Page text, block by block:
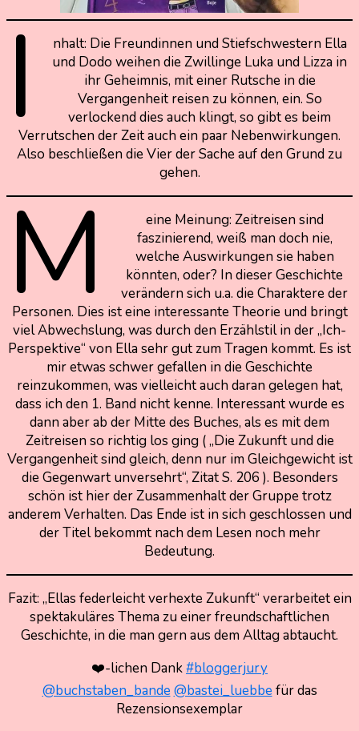
I
nhalt: Die Freundinnen und Stiefschwestern Ella
und Dodo weihen die Zwillinge Luka und Lizza in
ihr Geheimnis, mit einer Rutsche in die
Vergangenheit reisen zu können, ein. So
verlockend dies auch klingt, so gibt es beim
Verrutschen der Zeit auch ein paar Nebenwirkungen.
Also beschließen die Vier der Sache auf den Grund zu
gehen.
M
eine Meinung: Zeitreisen sind
faszinierend, weiß man doch nie,
welche Auswirkungen sie haben
könnten, oder? In dieser Geschichte
verändern sich u.a. die Charaktere der
Personen. Dies ist eine interessante Theorie und bringt
viel Abwechslung, was durch den Erzählstil in der „Ich-
Perspektive“ von Ella sehr gut zum Tragen kommt. Es ist
mir etwas schwer gefallen in die Geschichte
reinzukommen, was vielleicht auch daran gelegen hat,
dass ich den 1. Band nicht kenne. Interessant wurde es
dann aber ab der Mitte des Buches, als es mit dem
Zeitreisen so richtig los ging ( „Die Zukunft und die
Vergangenheit sind gleich, denn nur im Gleichgewicht ist
die Gegenwart unversehrt“, Zitat S. 206 ). Besonders
schön ist hier der Zusammenhalt der Gruppe trotz
anderem Verhalten. Das Ende ist in sich geschlossen und
der Titel bekommt nach dem Lesen noch mehr
Bedeutung.
Fazit: „Ellas federleicht verhexte Zukunft“ verarbeitet ein
spektakuläres Thema zu einer freundschaftlichen
Geschichte, in die man gern aus dem Alltag abtaucht.
❤️-lichen Dank#bloggerjury
@buchstaben_bande@bastei_luebbefür das
Rezensionsexemplar